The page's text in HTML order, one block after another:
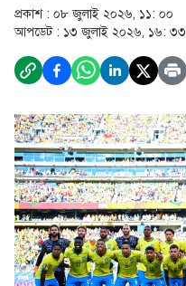
প্রকাশ : ০৮ জুলাই ২০২৬, ১১: ০০
আপডেট : ১৩ জুলাই ২০২৬, ১৬: ৩৩